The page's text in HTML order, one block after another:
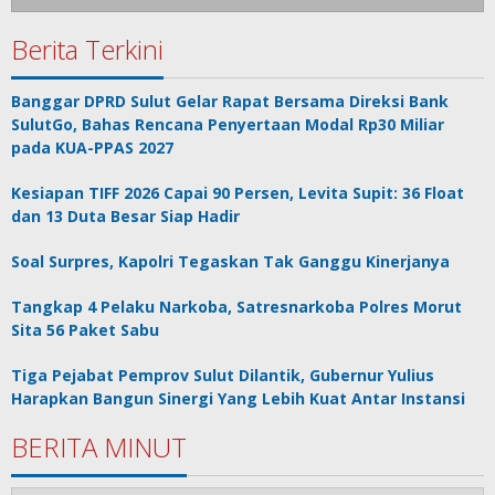
Berita Terkini
Banggar DPRD Sulut Gelar Rapat Bersama Direksi Bank
SulutGo, Bahas Rencana Penyertaan Modal Rp30 Miliar
pada KUA-PPAS 2027
Kesiapan TIFF 2026 Capai 90 Persen, Levita Supit: 36 Float
dan 13 Duta Besar Siap Hadir
Soal Surpres, Kapolri Tegaskan Tak Ganggu Kinerjanya
Tangkap 4 Pelaku Narkoba, Satresnarkoba Polres Morut
Sita 56 Paket Sabu
Tiga Pejabat Pemprov Sulut Dilantik, Gubernur Yulius
Harapkan Bangun Sinergi Yang Lebih Kuat Antar Instansi
BERITA MINUT